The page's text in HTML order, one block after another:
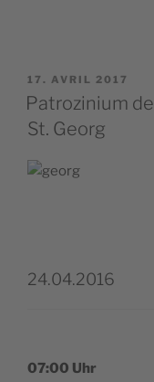
PUBLIÉ
LE
17. AVRIL 2017
Patrozinium
St. Georg
24.04.2016
07:00 Uhr